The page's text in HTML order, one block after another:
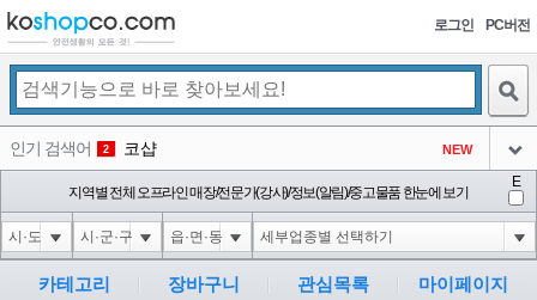
로그인 PC버전
인기 검색어 2 코샵 NEW
3 익스
아이콘
4 미끄럼방지
아이콘
5 대성설렁탕
아이콘
-16
지역별 전체 오프라인 매장/전문가(강사)/정보(알림)/중고물품 한눈에 보기
E
카테고리 장바구니 관심목록 마이페이지